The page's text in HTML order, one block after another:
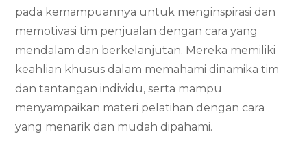
pada kemampuannya untuk menginspirasi dan
memotivasi tim penjualan dengan cara yang
mendalam dan berkelanjutan. Mereka memiliki
keahlian khusus dalam memahami dinamika tim
dan tantangan individu, serta mampu
menyampaikan materi pelatihan dengan cara
yang menarik dan mudah dipahami.